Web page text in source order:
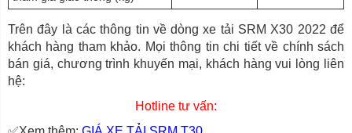
Trên đây là các thông tin về dòng xe tải SRM X30 2022 để
khách hàng tham khảo. Mọi thông tin chi tiết về chính sách
bán giá, chương trình khuyến mại, khách hàng vui lòng liên
hệ:
Hotline tư vấn: